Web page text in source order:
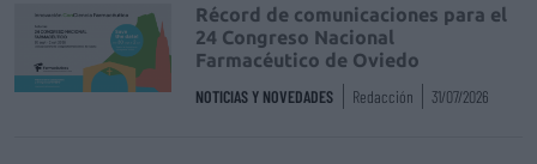
Récord de comunicaciones para el
24 Congreso Nacional
Farmacéutico de Oviedo
NOTICIAS Y NOVEDADES Redacción 31/07/2026